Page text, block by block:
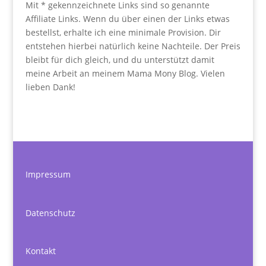
Mit * gekennzeichnete Links sind so genannte
Affiliate Links. Wenn du über einen der Links etwas
bestellst, erhalte ich eine minimale Provision. Dir
entstehen hierbei natürlich keine Nachteile. Der Preis
bleibt für dich gleich, und du unterstützt damit
meine Arbeit an meinem Mama Mony Blog. Vielen
lieben Dank!
Impressum
Datenschutz
Kontakt